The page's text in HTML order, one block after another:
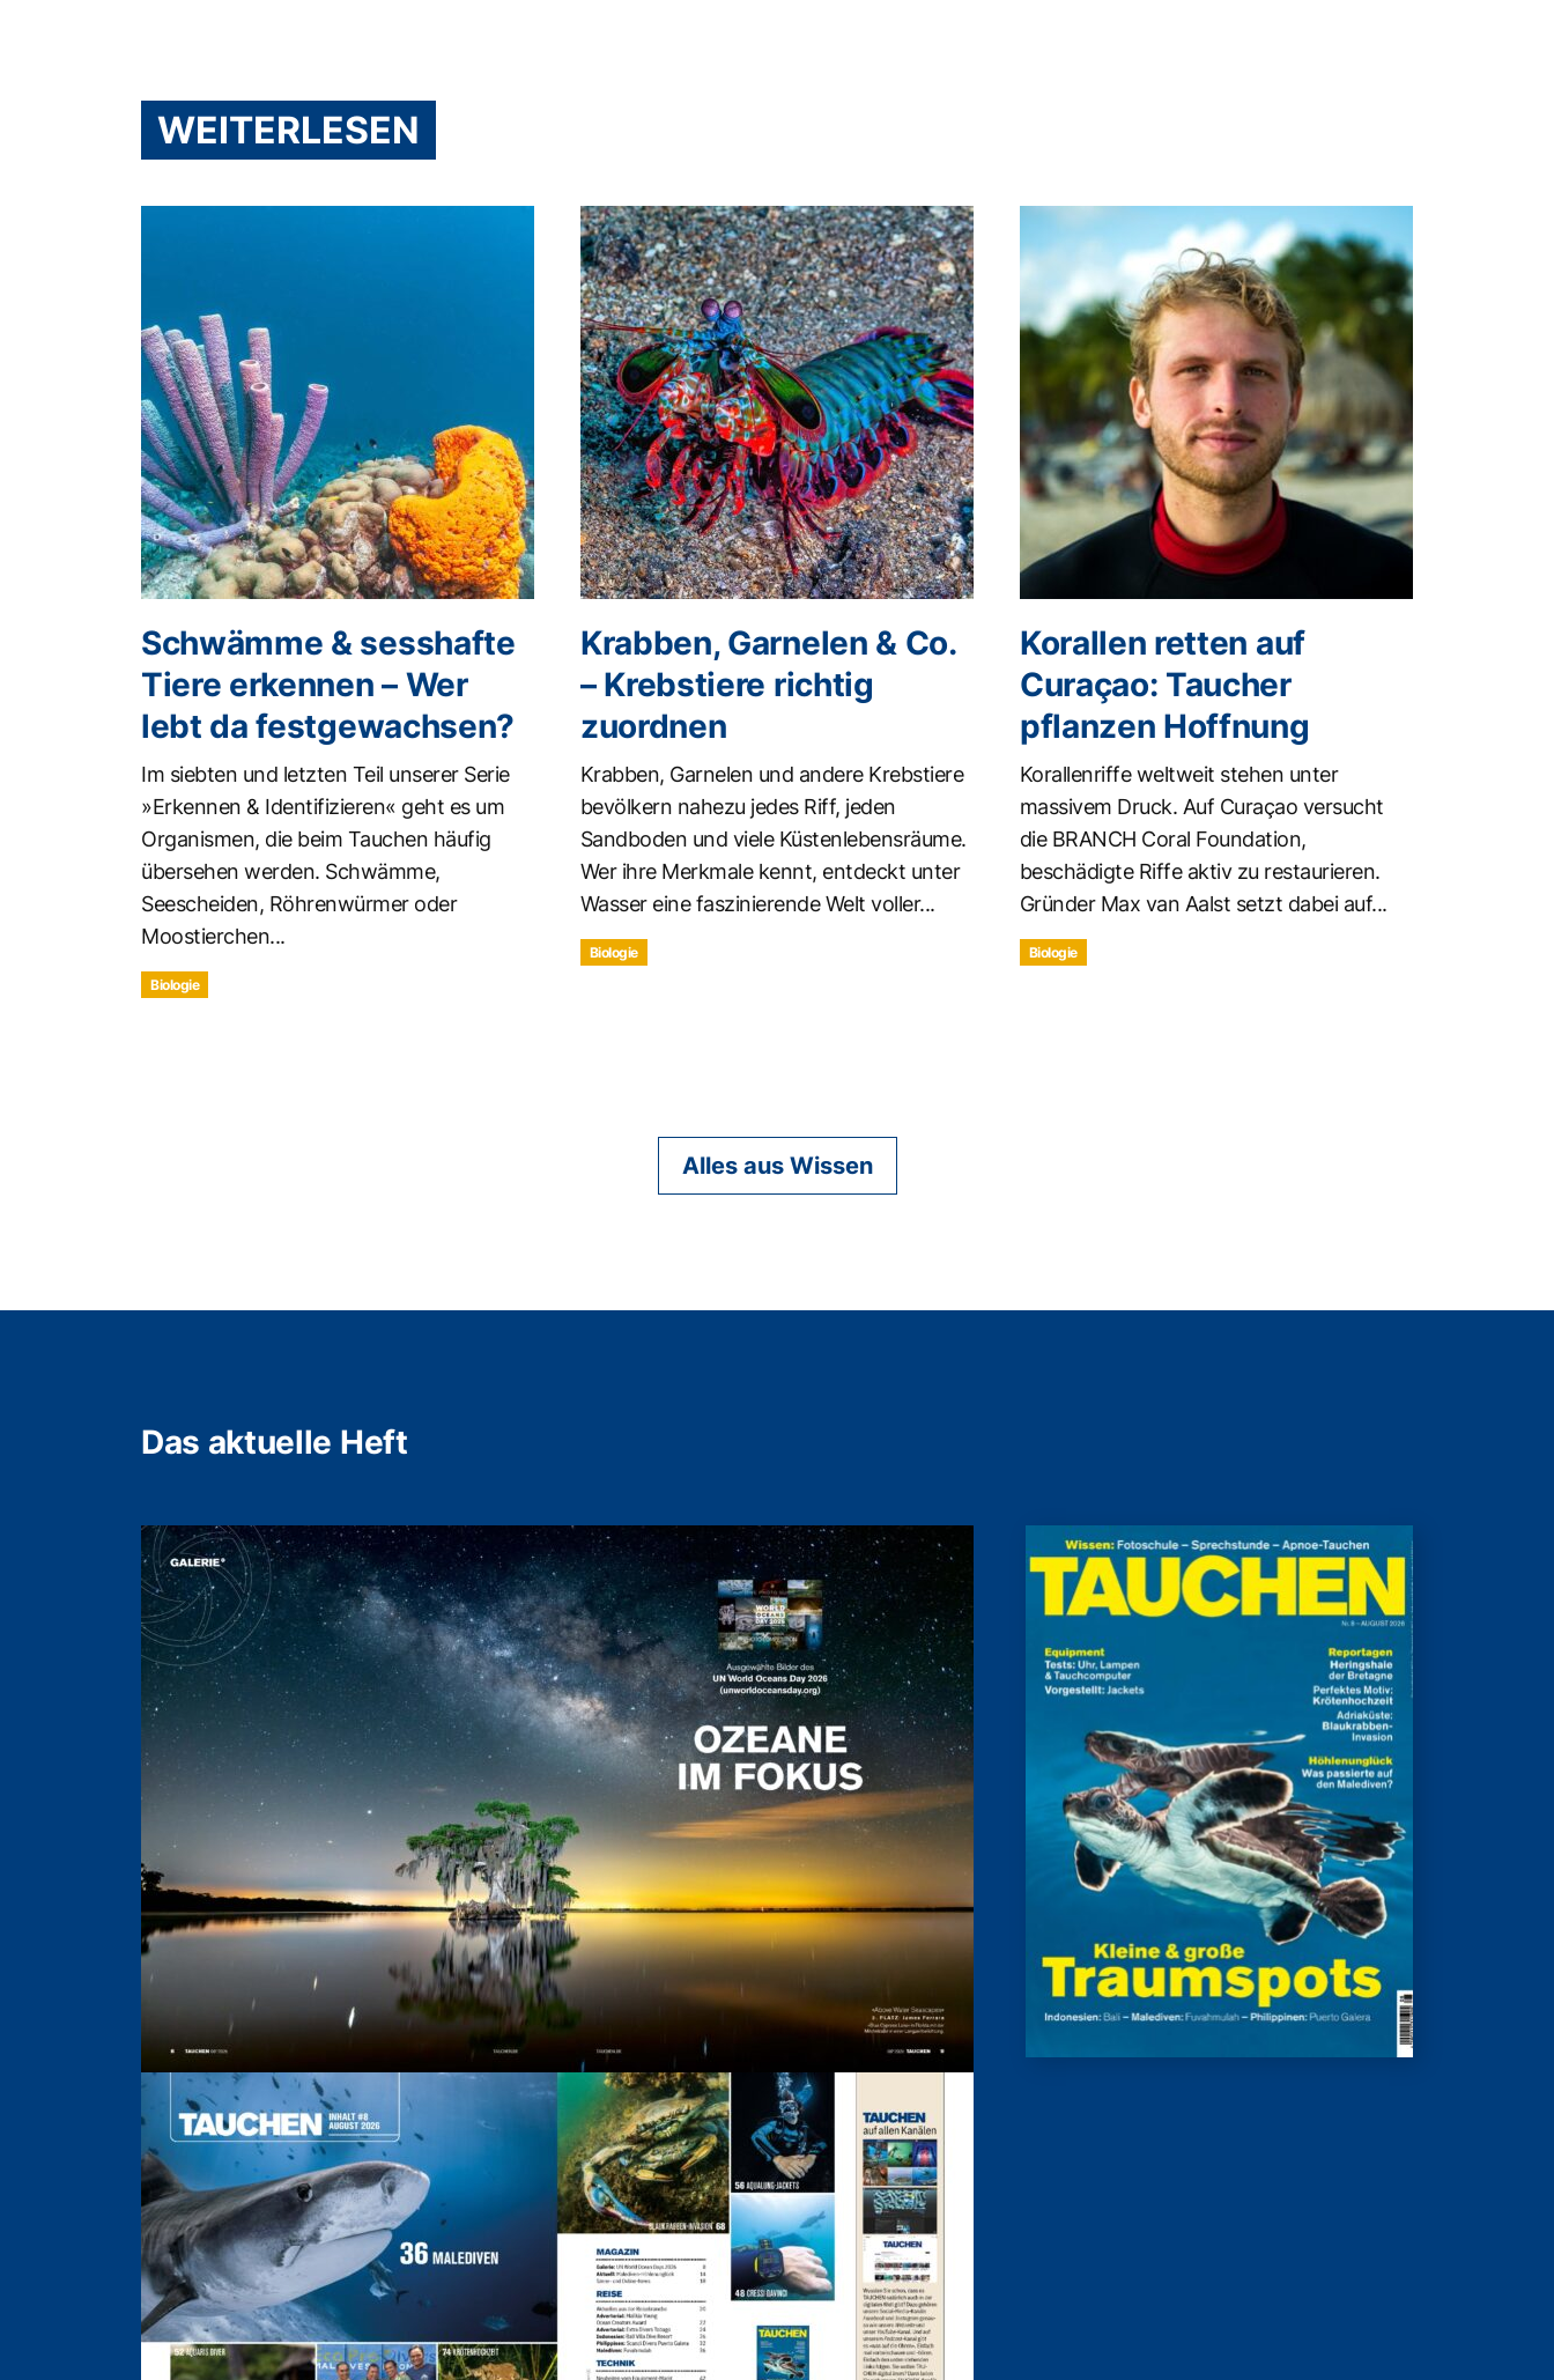
WEITERLESEN
Schwämme & sesshafte
Tiere erkennen – Wer
lebt da festgewachsen?
Im siebten und letzten Teil unserer Serie
»Erkennen & Identifizieren« geht es um
Organismen, die beim Tauchen häufig
übersehen werden. Schwämme,
Seescheiden, Röhrenwürmer oder
Moostierchen...
Biologie
Krabben, Garnelen & Co.
– Krebstiere richtig
zuordnen
Krabben, Garnelen und andere Krebstiere
bevölkern nahezu jedes Riff, jeden
Sandboden und viele Küstenlebensräume.
Wer ihre Merkmale kennt, entdeckt unter
Wasser eine faszinierende Welt voller...
Biologie
Korallen retten auf
Curaçao: Taucher
pflanzen Hoffnung
Korallenriffe weltweit stehen unter
massivem Druck. Auf Curaçao versucht
die BRANCH Coral Foundation,
beschädigte Riffe aktiv zu restaurieren.
Gründer Max van Aalst setzt dabei auf...
Biologie
Alles aus Wissen
Das aktuelle Heft